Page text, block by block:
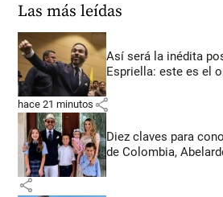
Las más leídas
Así será la inédita
Espriella: este es el
hace 21 minutos share
Diez claves para
de Colombia,
share